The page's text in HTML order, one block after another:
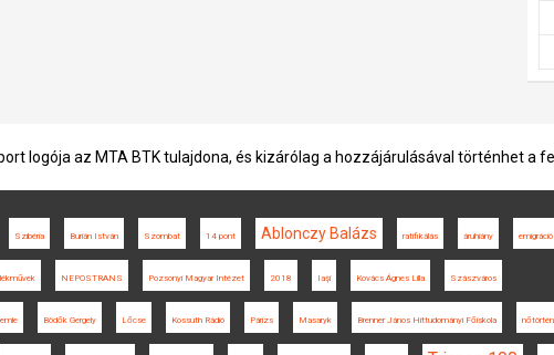
logója az MTA BTK tulajdona, és kizárólag a hozzájárulásával történhet a
Szibéria Burián István Szombat 14 pont Ablonczy Balázs ratifikálás áruhiány emigráció
NEPOSTRANS Pozsonyi Magyar Intézet 2018 Iaşi Kovács Ágnes Lilla Szászváros
Bödők Gergely Lőcse Kossuth Rádió Párizs Masaryk Brenner János Hittudományi Főiskola